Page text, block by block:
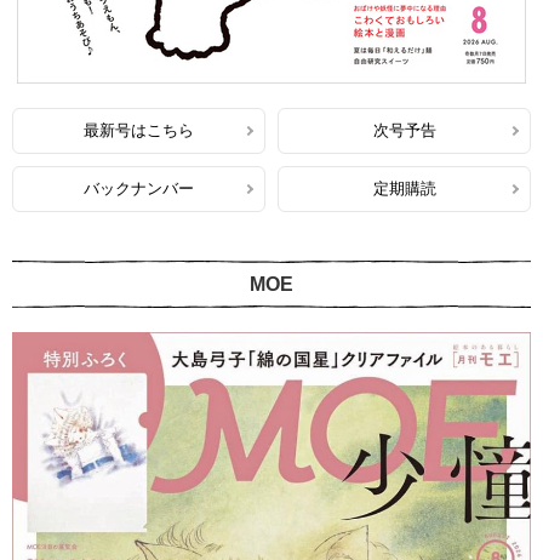
最新号はこちら 次号予告
バックナンバー 定期購読
MOE